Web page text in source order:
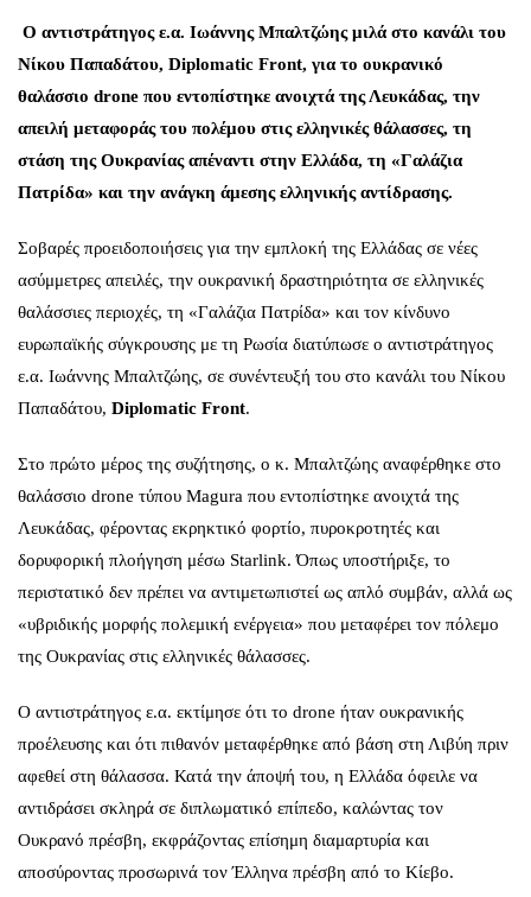
Ο αντιστράτηγος ε.α. Ιωάννης Μπαλτζώης μιλά στο κανάλι του
Νίκου Παπαδάτου, Diplomatic Front, για το ουκρανικό
θαλάσσιο drone που εντοπίστηκε ανοιχτά της Λευκάδας, την
απειλή μεταφοράς του πολέμου στις ελληνικές θάλασσες, τη
στάση της Ουκρανίας απέναντι στην Ελλάδα, τη «Γαλάζια
Πατρίδα» και την ανάγκη άμεσης ελληνικής αντίδρασης.
Σοβαρές προειδοποιήσεις για την εμπλοκή της Ελλάδας σε νέες
ασύμμετρες απειλές, την ουκρανική δραστηριότητα σε ελληνικές
θαλάσσιες περιοχές, τη «Γαλάζια Πατρίδα» και τον κίνδυνο
ευρωπαϊκής σύγκρουσης με τη Ρωσία διατύπωσε ο αντιστράτηγος
ε.α. Ιωάννης Μπαλτζώης, σε συνέντευξή του στο κανάλι του Νίκου
Παπαδάτου, Diplomatic Front.
Στο πρώτο μέρος της συζήτησης, ο κ. Μπαλτζώης αναφέρθηκε στο
θαλάσσιο drone τύπου Magura που εντοπίστηκε ανοιχτά της
Λευκάδας, φέροντας εκρηκτικό φορτίο, πυροκροτητές και
δορυφορική πλοήγηση μέσω Starlink. Όπως υποστήριξε, το
περιστατικό δεν πρέπει να αντιμετωπιστεί ως απλό συμβάν, αλλά ως
«υβριδικής μορφής πολεμική ενέργεια» που μεταφέρει τον πόλεμο
της Ουκρανίας στις ελληνικές θάλασσες.
Ο αντιστράτηγος ε.α. εκτίμησε ότι το drone ήταν ουκρανικής
προέλευσης και ότι πιθανόν μεταφέρθηκε από βάση στη Λιβύη πριν
αφεθεί στη θάλασσα. Κατά την άποψή του, η Ελλάδα όφειλε να
αντιδράσει σκληρά σε διπλωματικό επίπεδο, καλώντας τον
Ουκρανό πρέσβη, εκφράζοντας επίσημη διαμαρτυρία και
αποσύροντας προσωρινά τον Έλληνα πρέσβη από το Κίεβο.